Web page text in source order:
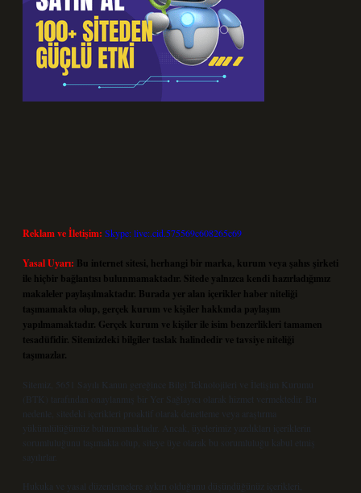
Reklam ve İletişim: Skype: live:.cid.575569c608265c69
Yasal Uyarı: Bu internet sitesi, herhangi bir marka, kurum veya şahıs şirketi
ile hiçbir bağlantısı bulunmamaktadır. Sitede yalnızca kendi hazırladığımız
makaleler paylaşılmaktadır. Burada yer alan içerikler haber niteliği
taşımamakta olup, gerçek kurum ve kişiler hakkında paylaşım
yapılmamaktadır. Gerçek kurum ve kişiler ile isim benzerlikleri tamamen
tesadüfidir. Sitemizdeki bilgiler taslak halindedir ve tavsiye niteliği
taşımazlar.
Sitemiz, 5651 Sayılı Kanun gereğince Bilgi Teknolojileri ve İletişim Kurumu
(BTK) tarafından onaylanmış bir Yer Sağlayıcı olarak hizmet vermektedir. Bu
nedenle, sitedeki içerikleri proaktif olarak denetleme veya araştırma
yükümlülüğümüz bulunmamaktadır. Ancak, üyelerimiz yazdıkları içeriklerin
sorumluluğunu taşımakta olup, siteye üye olarak bu sorumluluğu kabul etmiş
sayılırlar.
Hukuka ve yasal düzenlemelere aykırı olduğunu düşündüğünüz içerikleri,